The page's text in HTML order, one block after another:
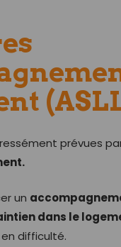
prévues
un
dans le
difficulté.